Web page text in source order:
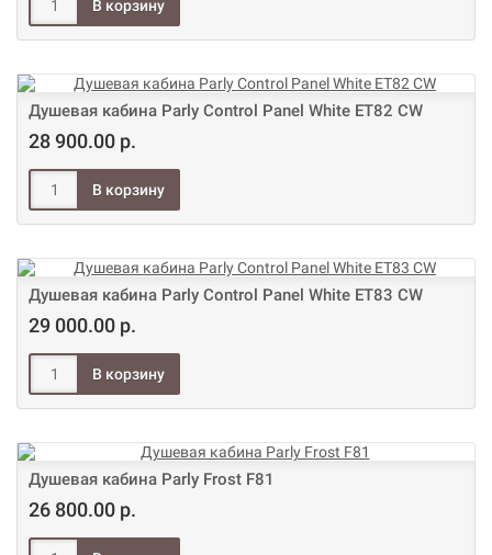
Душевая кабина Parly Control Panel White ET82 CW
28 900.00 р.
Душевая кабина Parly Control Panel White ET83 CW
29 000.00 р.
Душевая кабина Parly Frost F81
26 800.00 р.